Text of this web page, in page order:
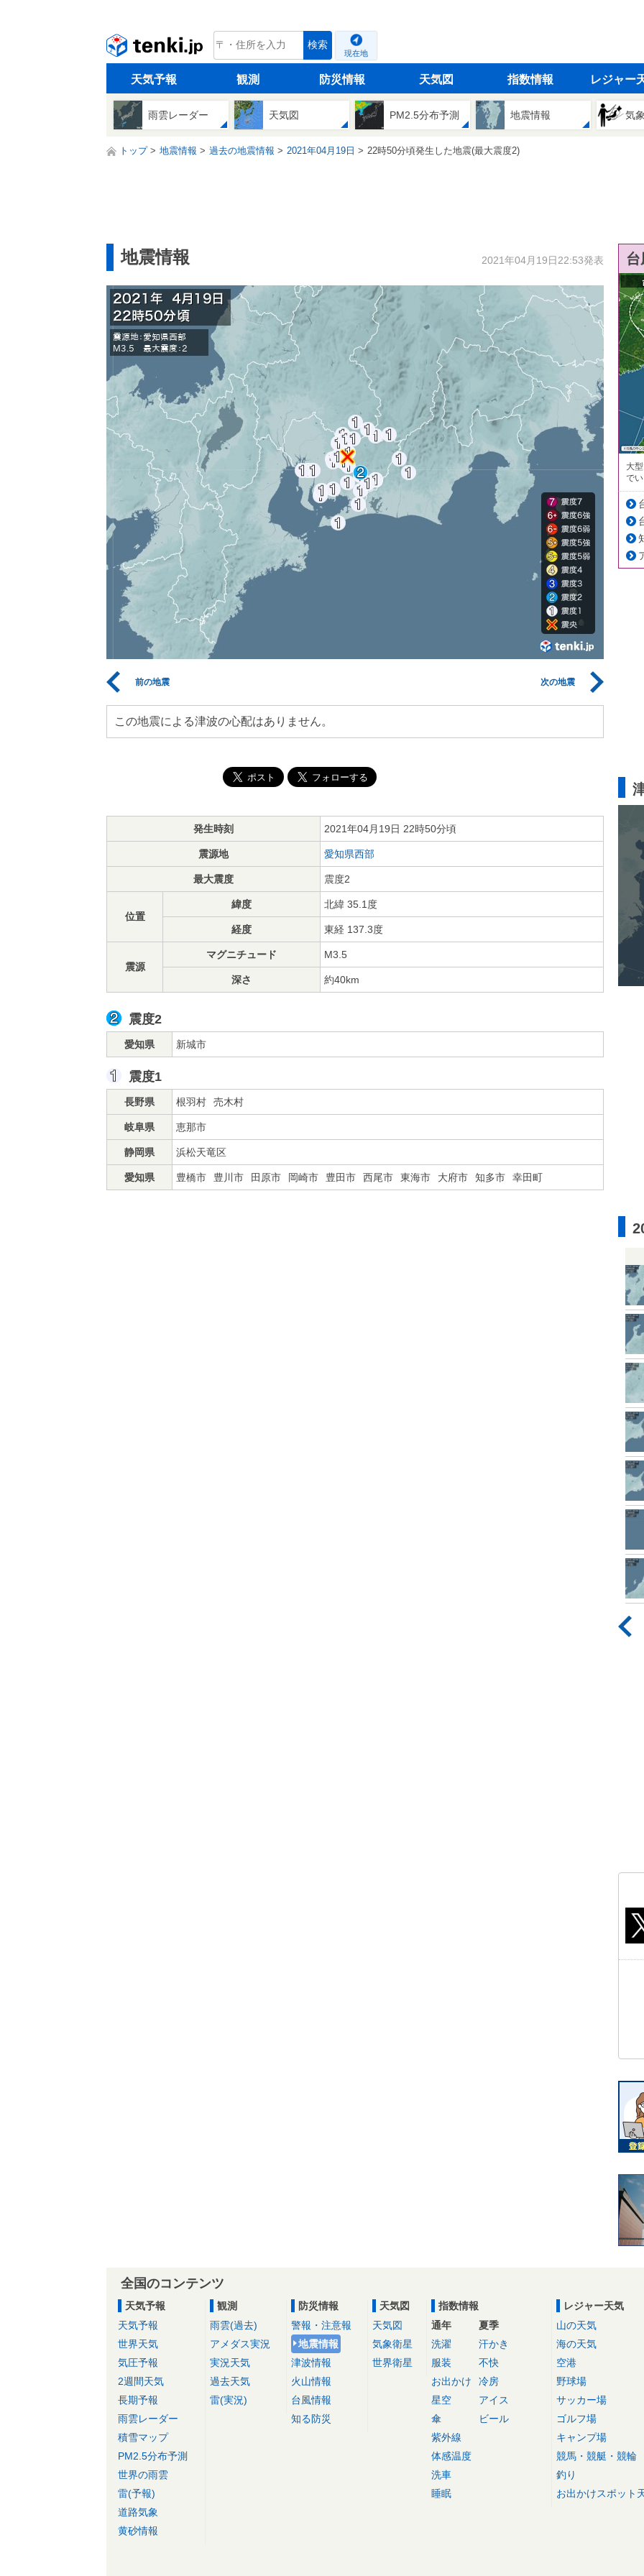
tenki.jp 検索
現在地
天気予報 観測 防災情報 天気図 指数情報 レジャー
雨雲レーダー 天気図 PM2.5分布予測 地震情報 気
トップ 地震情報 過去の地震情報 2021年04月19日 22時50分頃発生した地震(最大震度2)
地震情報 2021年04月19日22:53発表
前の地震 次の地震
この地震による津波の心配はありません。
発生時刻 2021年04月19日 22時50分頃
震源地 愛知県西部
最大震度 震度2
位置
緯度 北緯 35.1度
経度 東経 137.3度
震源
マグニチュード M3.5
深さ 約40km
震度2
愛知県 新城市
震度1
長野県 根羽村 売木村
岐阜県 恵那市
静岡県 浜松天竜区
愛知県 豊橋市 豊川市 田原市 岡崎市 豊田市 西尾市 東海市 大府市 知多市 幸田町
大
で
全国のコンテンツ
天気予報
天気予報
世界天気
気圧予報
2週間天気
長期予報
雨雲レーダー
積雪マップ
PM2.5分布予測
世界の雨雲
雷(予報)
道路気象
黄砂情報
観測
雨雲(過去)
アメダス実況
実況天気
過去天気
雷(実況)
防災情報
警報・注意報
地震情報
津波情報
火山情報
台風情報
知る防災
天気図
天気図
気象衛星
世界衛星
指数情報
通年
洗濯
服装
お出かけ
星空
傘
紫外線
体感温度
洗車
睡眠
夏季
汗かき
不快
冷房
アイス
ビール
レジャー天気
山の天気
海の天気
空港
野球場
サッカー場
ゴルフ場
キャンプ場
競馬・競艇・競輪
釣り
お出かけスポット